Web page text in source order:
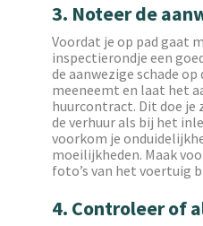
3. Noteer de
Voordat je op pad gaat
inspectierondje een
de aanwezige schade op
meeneemt en laat het
huurcontract. Dit doe je
de verhuur als bij het
voorkom je
moeilijkheden. Maak
foto’s van het voertuig
4. Controleer of